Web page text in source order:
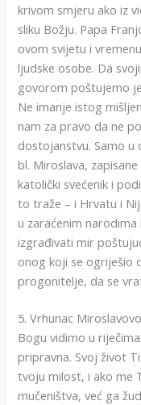
krivom smjeru ako iz
sliku Božju. Papa
ovom svijetu i
ljudske osobe. Da
govorom poštujemo
Ne imanje istog
nam za pravo da ne
dostojanstvu. Samo
bl. Miroslava,
katolički svećenik i
to traže – i Hrvatu i
u zaraćenim narodima
izgrađivati mir
onog koji se ogriješio
progonitelje, da se
5. Vrhunac
Bogu vidimo u
pripravna. Svoj život
tvoju milost, i ako me
mučeništva, već ga